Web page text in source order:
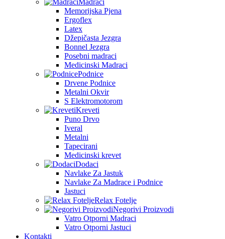
Memorijska Pjena
Ergoflex
Latex
Džepičasta Jezgra
Bonnel Jezgra
Posebni madraci
Medicinski Madraci
Podnice
Drvene Podnice
Metalni Okvir
S Elektromotorom
Kreveti
Puno Drvo
Iveral
Metalni
Tapecirani
Medicinski krevet
Dodaci
Navlake Za Jastuk
Navlake Za Madrace i Podnice
Jastuci
Relax Fotelje
Negorivi Proizvodi
Vatro Otporni Madraci
Vatro Otporni Jastuci
Kontakti